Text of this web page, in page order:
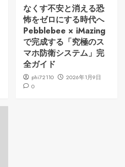
なくす不安と消える恐
怖をゼロにする時代へ
Pebblebee × iMazing
で完成する「究極のス
マホ防衛システム」完
全ガイド
phi72110
2026年1月9日
0